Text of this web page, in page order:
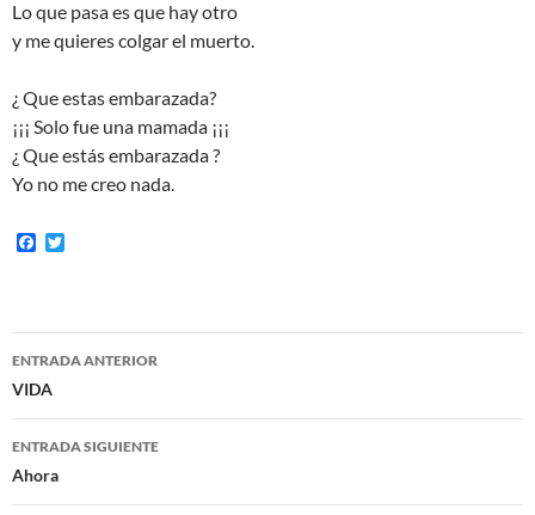
Lo que pasa es que hay otro
y me quieres colgar el muerto.
¿ Que estas embarazada?
¡¡¡ Solo fue una mamada ¡¡¡
¿ Que estás embarazada ?
Yo no me creo nada.
F
o
o
e
r
Navegación
de
entradas
ENTRADA ANTERIOR
VIDA
ENTRADA SIGUIENTE
Ahora